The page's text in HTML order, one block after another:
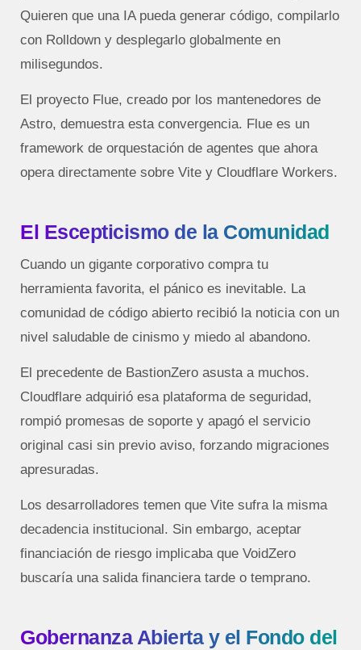
Quieren que una IA pueda generar código, compilarlo
con Rolldown y desplegarlo globalmente en
milisegundos.
El proyecto Flue, creado por los mantenedores de
Astro, demuestra esta convergencia. Flue es un
framework de orquestación de agentes que ahora
opera directamente sobre Vite y Cloudflare Workers.
El Escepticismo de la Comunidad
Cuando un gigante corporativo compra tu
herramienta favorita, el pánico es inevitable. La
comunidad de código abierto recibió la noticia con un
nivel saludable de cinismo y miedo al abandono.
El precedente de BastionZero asusta a muchos.
Cloudflare adquirió esa plataforma de seguridad,
rompió promesas de soporte y apagó el servicio
original casi sin previo aviso, forzando migraciones
apresuradas.
Los desarrolladores temen que Vite sufra la misma
decadencia institucional. Sin embargo, aceptar
financiación de riesgo implicaba que VoidZero
buscaría una salida financiera tarde o temprano.
Gobernanza Abierta y el Fondo del